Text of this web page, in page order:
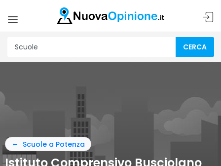
CERCA
Scuole a Potenza